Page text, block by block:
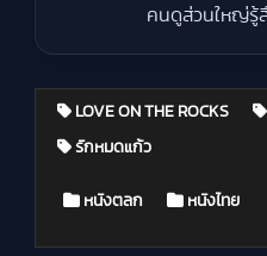
คนดูส่วนใหญ่รู้
LOVE ON THE ROCKS
รักหมดแก้ว
Posted in
หนังตลก หนังไทย